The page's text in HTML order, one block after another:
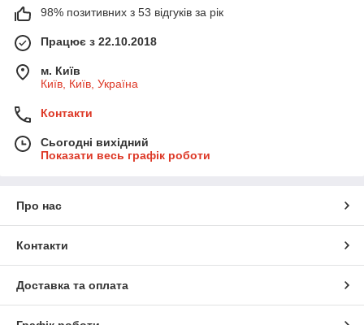
98% позитивних з 53 відгуків за рік
Працює з 22.10.2018
м. Київ
Київ, Київ, Україна
Контакти
Сьогодні вихідний
Показати весь графік роботи
Про нас
Контакти
Доставка та оплата